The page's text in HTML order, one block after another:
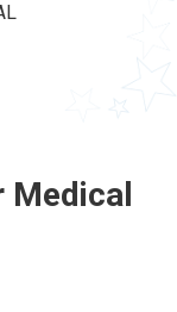
Medical